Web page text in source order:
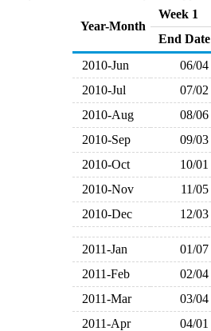
Year-Month
Week 1
End Date
2010-Jun
06/04
2010-Jul
07/02
2010-Aug
08/06
2010-Sep
09/03
2010-Oct
10/01
2010-Nov
11/05
2010-Dec
12/03
2011-Jan 01/07
2011-Feb
02/04
2011-Mar
03/04
2011-Apr
04/01